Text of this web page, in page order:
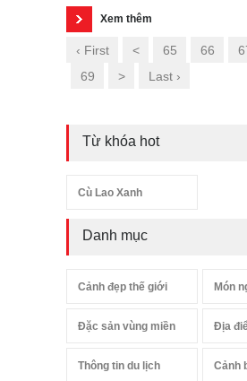
Xem thêm
‹ First < 65 66
69
> Last ›
Từ khóa hot
Cù Lao Xanh
Danh mục
Cảnh đẹp thế giới Món
Đặc sản vùng miền Địa
Thông tin du lịch Cảnh